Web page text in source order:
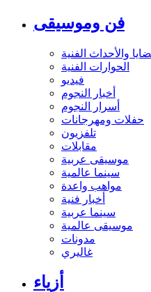
فن وموسيقى
والأحداث الفنية
الحوارات الفنية
فيديو
أخبار النجوم
أسرار النجوم
حفلات ومهرجانات
تلفزيون
مقابلات
موسيقى عربية
سينما عالمية
مواهب واعدة
أخبار فنية
سينما عربية
موسيقى عالمية
مدونات
غاليري
أزياء